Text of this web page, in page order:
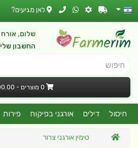
לאן מגיעים?
שלום, אורח
החשבון שלי
חיפוש
0 מוצרים - ₪0.00
חיסול דילים אורגני בפיקוח פירות
טימין אורגני צרור